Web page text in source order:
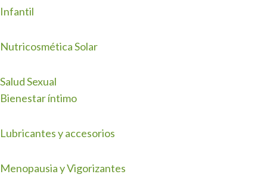
Infantil
Nutricosmética Solar
Salud Sexual
Bienestar íntimo
Lubricantes y accesorios
Menopausia y Vigorizantes